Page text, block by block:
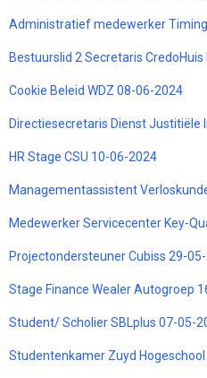
Administratief medewerker
Bestuurslid 2 Secretaris
Cookie Beleid WDZ 08-06-2024
Directiesecretaris Dienst Justitiële
HR Stage CSU 10-06-2024
Managementassistent
Medewerker Servicecenter Key-
Projectondersteuner Cubiss 29-
Stage Finance Wealer Autogroep
Student/ Scholier SBLplus 07-05-
Studentenkamer Zuyd